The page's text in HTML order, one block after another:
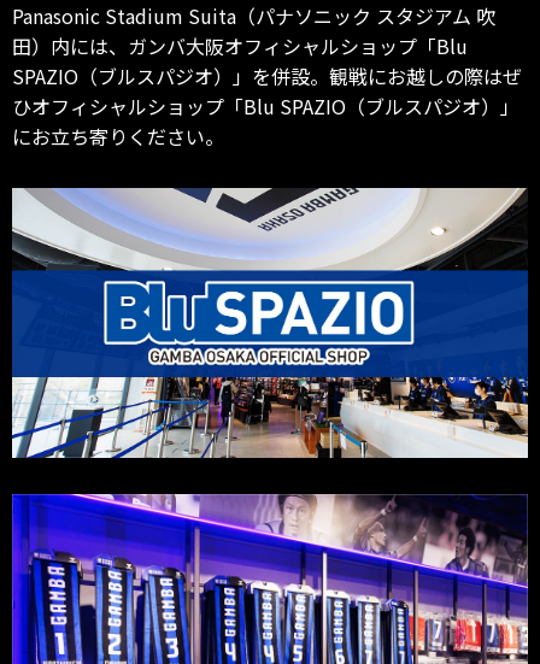
Panasonic Stadium Suita（パナソニック スタジアム 吹
田）内には、ガンバ大阪オフィシャルショップ「Blu
SPAZIO（ブルスパジオ）」を併設。観戦にお越しの際はぜ
ひオフィシャルショップ「Blu SPAZIO（ブルスパジオ）」
にお立ち寄りください。